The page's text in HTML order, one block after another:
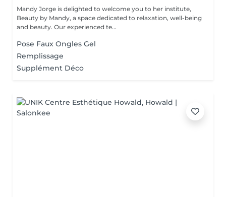
Mandy Jorge is delighted to welcome you to her institute,
Beauty by Mandy, a space dedicated to relaxation, well-being
and beauty. Our experienced te...
Pose Faux Ongles Gel
Remplissage
Supplément Déco